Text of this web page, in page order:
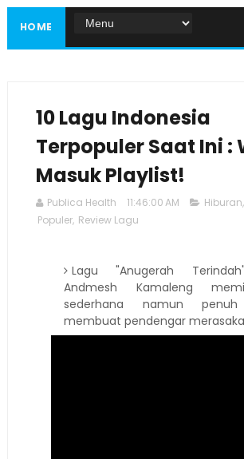
HOME
10 Lagu Indonesia
Terpopuler Saat Ini :
Masuk Playlist!
Publica Health 11:46:00 AM Hiburan,
Populer, Review Lagu
Lagu "Anugerah
Andmesh Kamaleng
sederhana namun
membuat pendengar